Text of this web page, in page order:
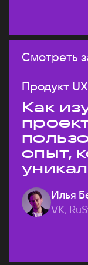
Смотреть
Продукт
Как
опыт,
на
Илья
VK,